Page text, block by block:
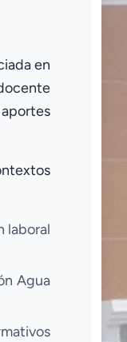
en
laboral
Agua